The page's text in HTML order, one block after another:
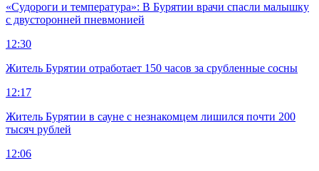
«Судороги и температура»: В Бурятии врачи спасли малышку
с двусторонней пневмонией
12:30
Житель Бурятии отработает 150 часов за срубленные сосны
12:17
Житель Бурятии в сауне с незнакомцем лишился почти 200
тысяч рублей
12:06